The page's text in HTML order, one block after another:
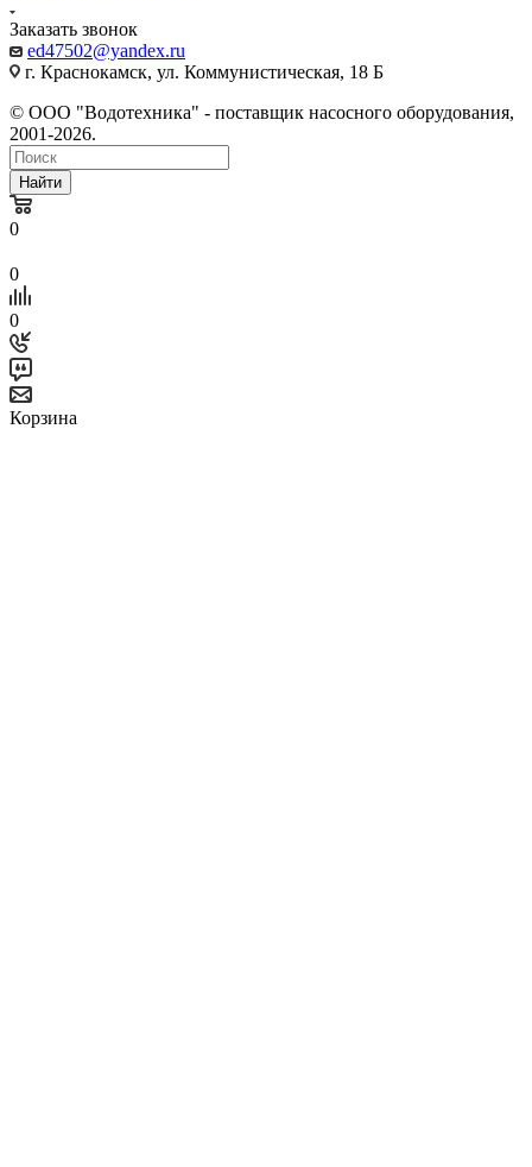
Заказать звонок
ed47502@yandex.ru
г. Краснокамск, ул. Коммунистическая, 18 Б
© ООО "Водотехника" - поставщик насосного оборудования,
2001-2026.
Найти
0
0
0
Корзина